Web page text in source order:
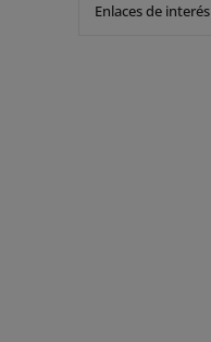
Enlaces de interés